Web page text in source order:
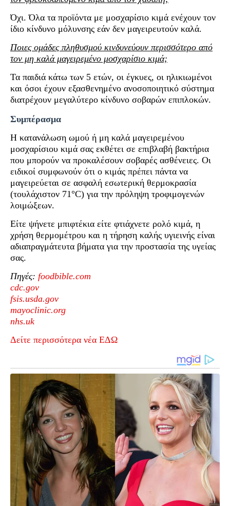
Όχι. Όλα τα προϊόντα με μοσχαρίσιο κιμά ενέχουν τον
ίδιο κίνδυνο μόλυνσης εάν δεν μαγειρευτούν καλά.
Ποιες ομάδες πληθυσμού κινδυνεύουν περισσότερο από
τον μη καλά μαγειρεμένο μοσχαρίσιο κιμά;
Τα παιδιά κάτω των 5 ετών, οι έγκυες, οι ηλικιωμένοι
και όσοι έχουν εξασθενημένο ανοσοποιητικό σύστημα
διατρέχουν μεγαλύτερο κίνδυνο σοβαρών επιπλοκών.
Συμπέρασμα
Η κατανάλωση ωμού ή μη καλά μαγειρεμένου
μοσχαρίσιου κιμά σας εκθέτει σε επιβλαβή βακτήρια
που μπορούν να προκαλέσουν σοβαρές ασθένειες. Οι
ειδικοί συμφωνούν ότι ο κιμάς πρέπει πάντα να
μαγειρεύεται σε ασφαλή εσωτερική θερμοκρασία
(τουλάχιστον 71°C) για την πρόληψη τροφιμογενών
λοιμώξεων.
Είτε ψήνετε μπιφτέκια είτε φτιάχνετε ρολό κιμά, η
χρήση θερμομέτρου και η τήρηση καλής υγιεινής είναι
αδιαπραγμάτευτα βήματα για την προστασία της υγείας
σας.
Πηγές: foodbible.com
cdc.gov
fsis.usda.gov
mayoclinic.org
nhs.uk
Δείτε περισσότερα νέα ΕΔΩ